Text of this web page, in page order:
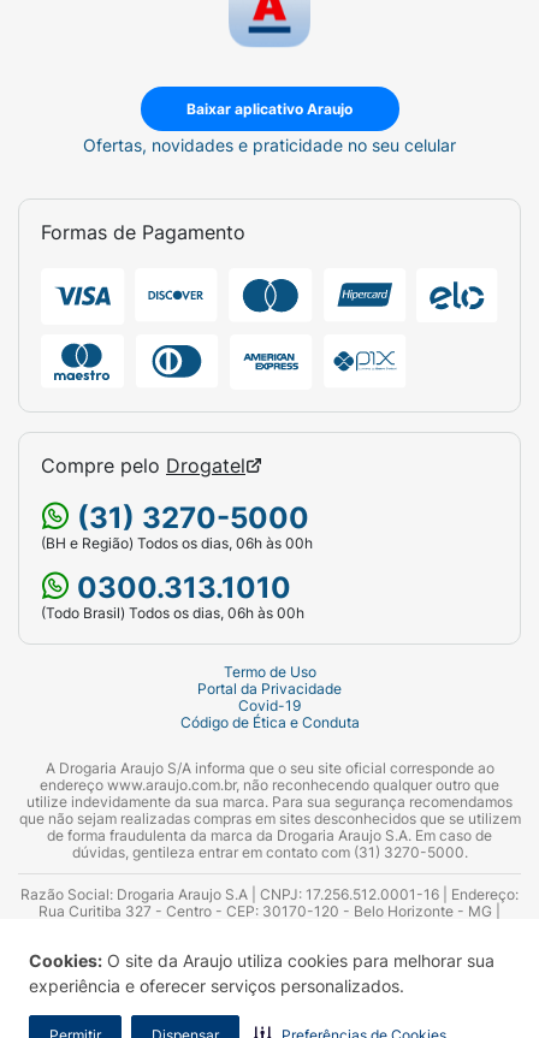
Cookies: O site da Araujo utiliza cookies para melhorar sua
experiência e oferecer serviços personalizados.
Permitir Dispensar Preferências de Cookies
Baixar aplicativo Araujo
Ofertas, novidades e praticidade no seu celular
Formas de Pagamento
Compre pelo Drogatel
(31) 3270-5000
(BH e Região) Todos os dias, 06h às 00h
0300.313.1010
(Todo Brasil) Todos os dias, 06h às 00h
Termo de Uso
Portal da Privacidade
Covid-19
Código de Ética e Conduta
A Drogaria Araujo S/A informa que o seu site oficial corresponde ao
endereço www.araujo.com.br, não reconhecendo qualquer outro que
utilize indevidamente da sua marca. Para sua segurança recomendamos
que não sejam realizadas compras em sites desconhecidos que se utilizem
de forma fraudulenta da marca da Drogaria Araujo S.A. Em caso de
dúvidas, gentileza entrar em contato com (31) 3270-5000.
Razão Social: Drogaria Araujo S.A | CNPJ: 17.256.512.0001-16 | Endereço:
Rua Curitiba 327 - Centro - CEP: 30170-120 - Belo Horizonte - MG |
Azevedo Guimarães – CRF 10.965 | Yasmin Silva Alvarenga – CRF 52.584 -
Consultor substituto: Thiago Aguiar Pinheiro - CRF Nº 13.748. Alvará
Sanitário: 2025020713 | Autorização de Funcionamento da Empresa (AFE):
7.16355-1